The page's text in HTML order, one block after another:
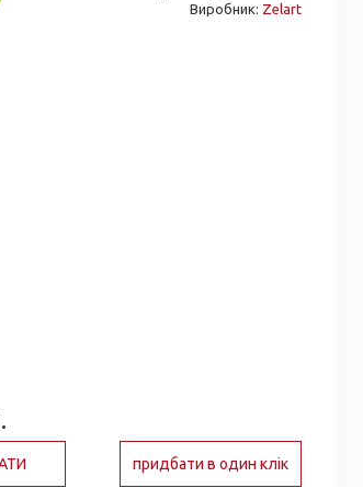
Виробник: Zelart
придбати в один клік